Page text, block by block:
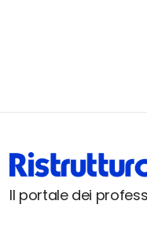
Il portale dei